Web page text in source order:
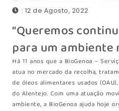
: 12 de Agosto, 2022
“Queremos
para um ambiente
Há 11 anos que a BioGenoa –
atua no mercado da recolha,
de óleos alimentares usados
do Alentejo. Com uma atuação
ambiente, a BioGenoa ajuda hoje